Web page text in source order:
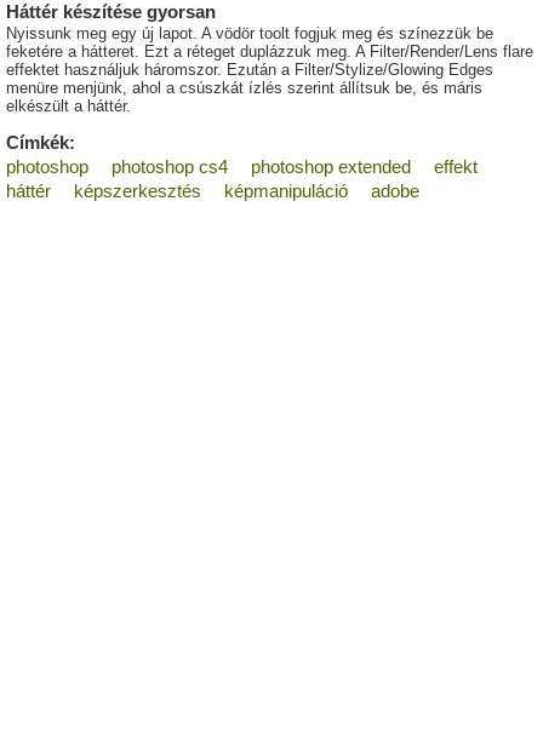
Háttér készítése gyorsan
Nyissunk meg egy új lapot. A vödör toolt fogjuk meg és színezzük be
feketére a hátteret. Ezt a réteget duplázzuk meg. A Filter/Render/Lens flare
effektet használjuk háromszor. Ezután a Filter/Stylize/Glowing Edges
menüre menjünk, ahol a csúszkát ízlés szerint állítsuk be, és máris
elkészült a háttér.
Címkék:
photoshop
photoshop cs4 photoshop extended
effekt
háttér
képszerkesztés képmanipuláció adobe